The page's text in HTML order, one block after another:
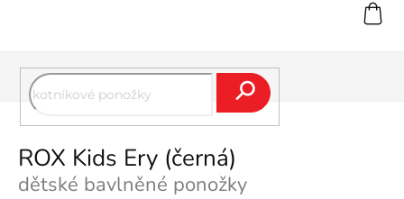
ROX Kids Ery (černá)
dětské bavlněné ponožky